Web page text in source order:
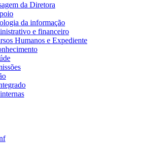
da Diretora
da informação
e financeiro
Humanos e Expediente